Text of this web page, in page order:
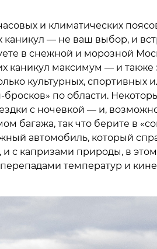
и климатических
каникул — не ваш выбор, и
в снежной и морозной
каникул максимум — и также
культурных, спортивных
по области.
с ночевкой — и,
багажа, так что берите в
автомобиль, который
с капризами природы, в
температур и